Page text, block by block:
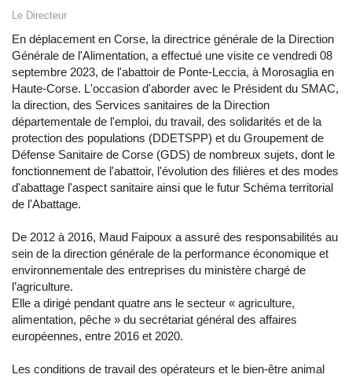
Le Directeur
En déplacement en Corse, la directrice générale de la Direction
Générale de l'Alimentation, a effectué une visite ce vendredi 08
septembre 2023, de l'abattoir de Ponte-Leccia, à Morosaglia en
Haute-Corse. L'occasion d'aborder avec le Président du SMAC,
la direction, des Services sanitaires de la Direction
départementale de l'emploi, du travail, des solidarités et de la
protection des populations (DDETSPP) et du Groupement de
Défense Sanitaire de Corse (GDS) de nombreux sujets, dont le
fonctionnement de l'abattoir, l'évolution des filières et des modes
d'abattage l'aspect sanitaire ainsi que le futur Schéma territorial
de l'Abattage.
De 2012 à 2016, Maud Faipoux a assuré des responsabilités au
sein de la direction générale de la performance économique et
environnementale des entreprises du ministère chargé de
l’agriculture.
Elle a dirigé pendant quatre ans le secteur « agriculture,
alimentation, pêche » du secrétariat général des affaires
européennes, entre 2016 et 2020.
Les conditions de travail des opérateurs et le bien-être animal